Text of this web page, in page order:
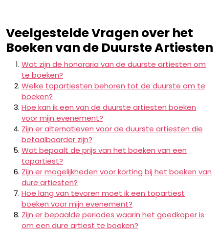
Veelgestelde Vragen over het
Boeken van de Duurste Artiesten
Wat zijn de honoraria van de duurste artiesten om
te boeken?
Welke topartiesten behoren tot de duurste om te
boeken?
Hoe kan ik een van de duurste artiesten boeken
voor mijn evenement?
Zijn er alternatieven voor de duurste artiesten die
betaalbaarder zijn?
Wat bepaalt de prijs van het boeken van een
topartiest?
Zijn er mogelijkheden voor korting bij het boeken van
dure artiesten?
Hoe lang van tevoren moet ik een topartiest
boeken voor mijn evenement?
Zijn er bepaalde periodes waarin het goedkoper is
om een dure artiest te boeken?